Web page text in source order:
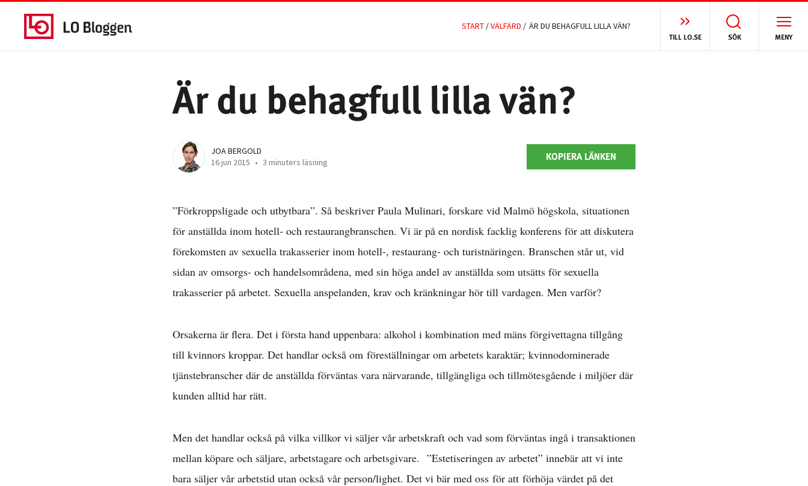
TILL LO.SE SÖK MENY
START /VÄLFÄRD / ÄR DU BEHAGFULL LILLA VÄN?
Är du behagfull lilla vän?
JOA BERGOLD
16 jun 2015 • 3 minuters läsning KOPIERA LÄNKEN
”Förkroppsligade och utbytbara”. Så beskriver Paula Mulinari, forskare vid Malmö högskola, situationen
för anställda inom hotell- och restaurangbranschen. Vi är på en nordisk facklig konferens för att diskutera
förekomsten av sexuella trakasserier inom hotell-, restaurang- och turistnäringen. Branschen står ut, vid
sidan av omsorgs- och handelsområdena, med sin höga andel av anställda som utsätts för sexuella
trakasserier på arbetet. Sexuella anspelanden, krav och kränkningar hör till vardagen. Men varför?
Orsakerna är flera. Det i första hand uppenbara: alkohol i kombination med mäns förgivettagna tillgång
till kvinnors kroppar. Det handlar också om föreställningar om arbetets karaktär; kvinnodominerade
tjänstebranscher där de anställda förväntas vara närvarande, tillgängliga och tillmötesgående i miljöer där
kunden alltid har rätt.
Men det handlar också på vilka villkor vi säljer vår arbetskraft och vad som förväntas ingå i transaktionen
mellan köpare och säljare, arbetstagare och arbetsgivare. ”Estetiseringen av arbetet” innebär att vi inte
bara säljer vår arbetstid utan också vår person/lighet. Det vi bär med oss för att förhöja värdet på det